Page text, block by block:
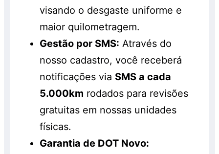
visando o desgaste uniforme e
maior quilometragem.
Gestão por SMS: Através do
nosso cadastro, você receberá
notificações via SMS a cada
5.000km rodados para revisões
gratuitas em nossas unidades
físicas.
Garantia de DOT Novo: